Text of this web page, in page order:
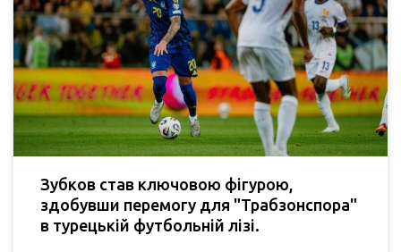
Зубков став ключовою фігурою,
здобувши перемогу для "Трабзонспора"
в турецькій футбольній лізі.